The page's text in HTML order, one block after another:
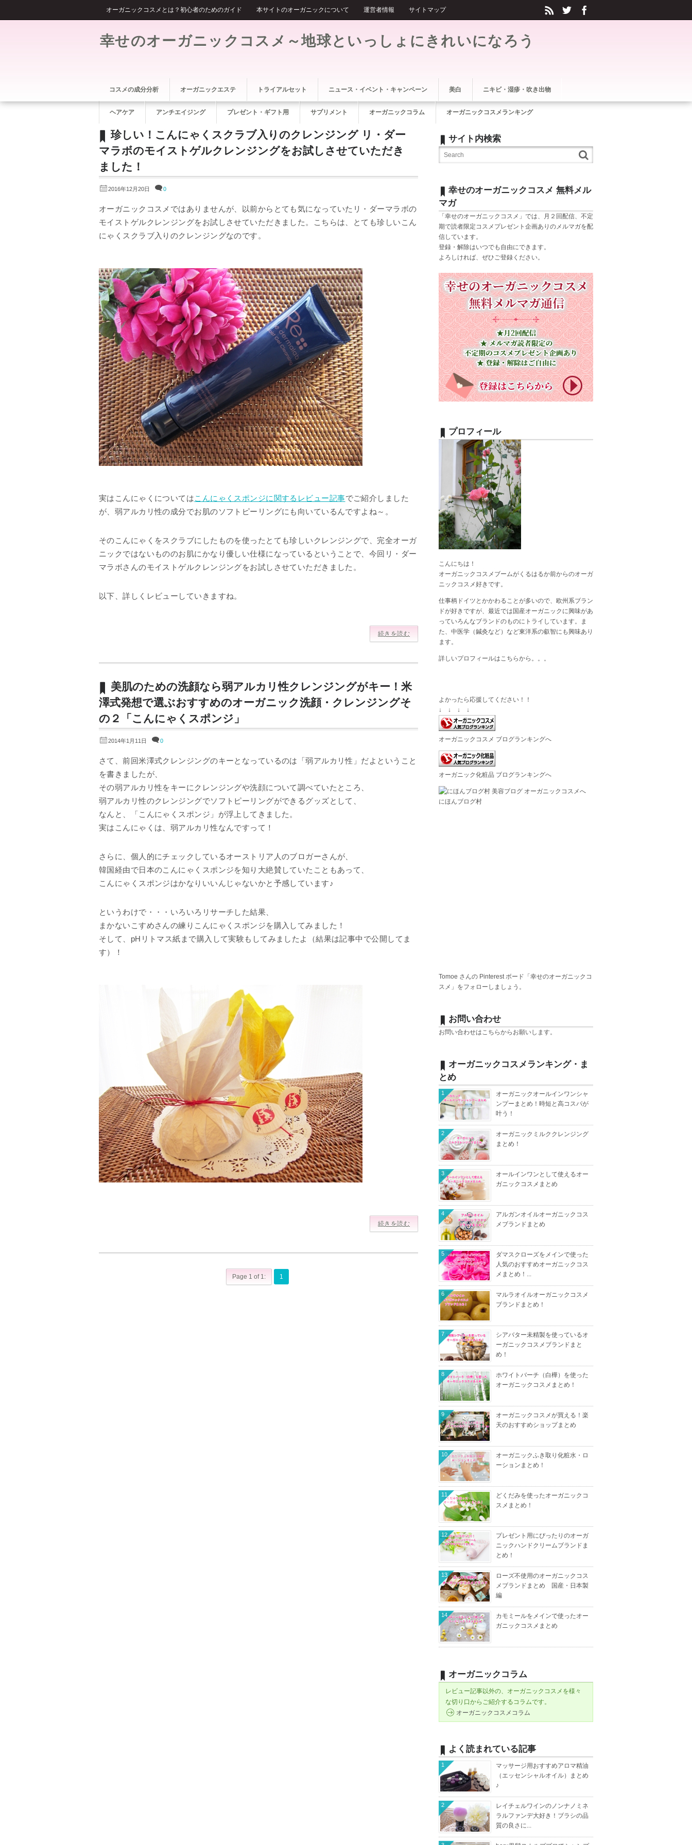
幸せのオーガニックコスメ～地球といっしょにきれいになろう
珍しい！こんにゃくスクラブ入りのクレンジング リ・ダー
マラボのモイストゲルクレンジングをお試しさせていただき
ました！
2016年12月20日 0
オーガニックコスメではありませんが、以前からとても気になっていたリ・ダーマラボの
モイストゲルクレンジングをお試しさせていただきました。こちらは、とても珍しいこん
にゃくスクラブ入りのクレンジングなのです。
実はこんにゃくについてはこんにゃくスポンジに関するレビュー記事でご紹介しました
が、弱アルカリ性の成分でお肌のソフトピーリングにも向いているんですよね～。
そのこんにゃくをスクラブにしたものを使ったとても珍しいクレンジングで、完全オーガ
ニックではないもののお肌にかなり優しい仕様になっているということで、今回リ・ダー
マラボさんのモイストゲルクレンジングをお試しさせていただきました。
以下、詳しくレビューしていきますね。
続きを読む
美肌のための洗顔なら弱アルカリ性クレンジングがキー！米
澤式発想で選ぶおすすめのオーガニック洗顔・クレンジングそ
の２「こんにゃくスポンジ」
2014年1月11日 0
さて、前回米澤式クレンジングのキーとなっているのは「弱アルカリ性」だよということ
を書きましたが、
その弱アルカリ性をキーにクレンジングや洗顔について調べていたところ、
弱アルカリ性のクレンジングでソフトピーリングができるグッズとして、
なんと、「こんにゃくスポンジ」が浮上してきました。
実はこんにゃくは、弱アルカリ性なんですって！
さらに、個人的にチェックしているオーストリア人のブロガーさんが、
韓国経由で日本のこんにゃくスポンジを知り大絶賛していたこともあって、
こんにゃくスポンジはかなりいいんじゃないかと予感しています♪
というわけで・・・いろいろリサーチした結果、
まかないこすめさんの練りこんにゃくスポンジを購入してみました！
そして、pHリトマス紙まで購入して実験もしてみましたよ（結果は記事中で公開してま
す）！
続きを読む
Page 1 of 1: 1
サイト内検索
幸せのオーガニックコスメ 無料メル
マガ
「幸せのオーガニックコスメ」では、月２回配信、不定
期で読者限定コスメプレゼント企画ありのメルマガを配
信しています。
登録・解除はいつでも自由にできます。
よろしければ、ぜひご登録ください。
プロフィール
こんにちは！
オーガニックコスメブームがくるはるか前からのオーガ
ニックコスメ好きです。
仕事柄ドイツとかかわることが多いので、欧州系ブラン
ドが好きですが、最近では国産オーガニックに興味があ
っていろんなブランドのものにトライしています。ま
た、中医学（鍼灸など）など東洋系の叡智にも興味あり
ます。
詳しいプロフィールはこちらから。。。
よかったら応援してください！！
↓ ↓ ↓ ↓
オーガニックコスメ ブログランキングへ
オーガニック化粧品 ブログランキングへ
にほんブログ村
Tomoe さんの Pinterest ボード「幸せのオーガニックコ
スメ」をフォローしましょう。
お問い合わせ
お問い合わせはこちらからお願いします。
オーガニックコスメランキング・ま
とめ
オーガニックオールインワンシャ
ンプーまとめ！時短と高コスパが
叶う！
1
オーガニックミルククレンジング
まとめ！
2
オールインワンとして使えるオー
ガニックコスメまとめ
3
アルガンオイルオーガニックコス
メブランドまとめ
4
ダマスクローズをメインで使った
人気のおすすめオーガニックコス
メまとめ！...
5
マルラオイルオーガニックコスメ
ブランドまとめ！
6
シアバター未精製を使っているオ
ーガニックコスメブランドまと
め！
7
ホワイトバーチ（白樺）を使った
オーガニックコスメまとめ！
8
オーガニックコスメが買える！楽
天のおすすめショップまとめ
9
オーガニックふき取り化粧水・ロ
ーションまとめ！
10
どくだみを使ったオーガニックコ
スメまとめ！
11
プレゼント用にぴったりのオーガ
ニックハンドクリームブランドま
とめ！
12
ローズ不使用のオーガニックコス
メブランドまとめ 国産・日本製
編
13
カモミールをメインで使ったオー
ガニックコスメまとめ
14
オーガニックコラム
レビュー記事以外の、オーガニックコスメを様々
な切り口からご紹介するコラムです。
オーガニックコスメコラム
よく読まれている記事
マッサージ用おすすめアロマ精油
（エッセンシャルオイル）まとめ
♪
1
レイチェルワインのノンナノミネ
ラルファンデ大好き！ブラシの品
質の良さに...
2
オーガニックコスメとは？初心者のためのガイド 本サイトのオーガニックについて 運営者情報 サイトマップ
コスメの成分分析 オーガニックエステ トライアルセット ニュース・イベント・キャンペーン 美白 ニキビ・湿疹・吹き出物
ヘアケア アンチエイジング プレゼント・ギフト用 サプリメント オーガニックコラム オーガニックコスメランキング